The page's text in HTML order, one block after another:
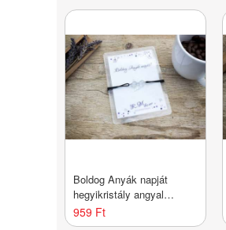
Boldog Anyák napját
hegyikristály angyal
karkötő
959 Ft